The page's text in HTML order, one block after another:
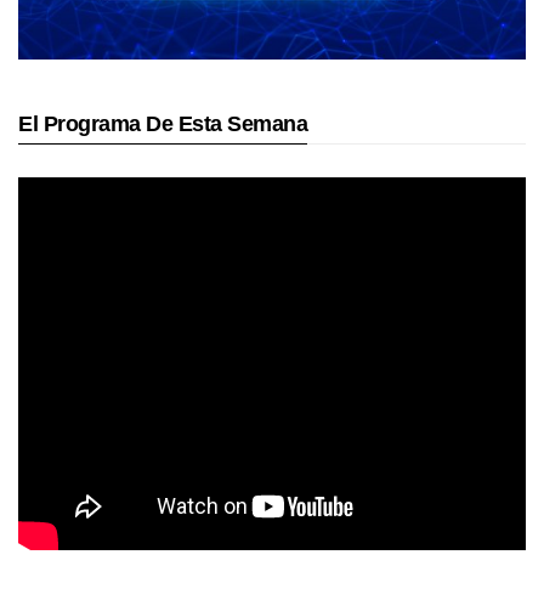
El Programa De Esta Semana